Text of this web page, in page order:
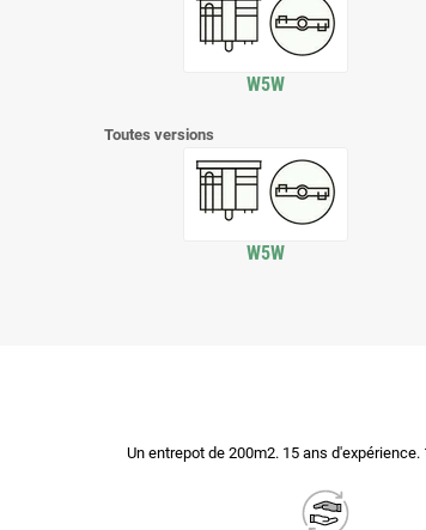
W5W
Toutes versions
W5W
Un entrepot de 200m2. 15 ans